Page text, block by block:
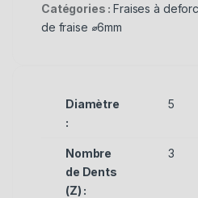
Catégories :Fraises à
de fraise ⌀6mm
Diamètre
:
5
Nombre
de Dents
(Z) :
3